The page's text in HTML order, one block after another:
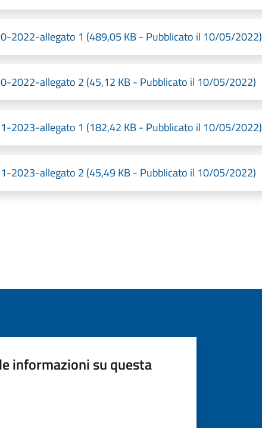
2022-allegato 1 (489,05 KB - Pubblicato il 10/05/2022)
2022-allegato 2 (45,12 KB - Pubblicato il 10/05/2022)
2023-allegato 1 (182,42 KB - Pubblicato il 10/05/2022)
2023-allegato 2 (45,49 KB - Pubblicato il 10/05/2022)
informazioni su questa